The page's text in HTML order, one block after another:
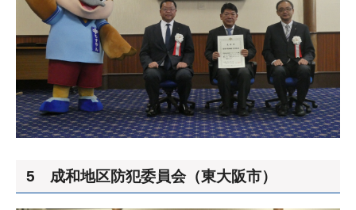
5 成和地区防犯委員会（東大阪市）